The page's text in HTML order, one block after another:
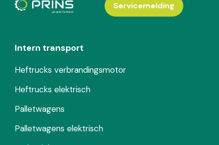
Intern transport
Heftrucks verbrandingsmotor
Heftrucks elektrisch
Palletwagens
Palletwagens elektrisch
Servicemelding